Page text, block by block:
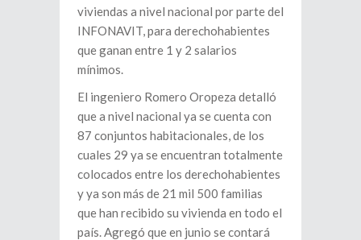
viviendas a nivel nacional por parte del
INFONAVIT, para derechohabientes
que ganan entre 1 y 2 salarios
mínimos.
El ingeniero Romero Oropeza detalló
que a nivel nacional ya se cuenta con
87 conjuntos habitacionales, de los
cuales 29 ya se encuentran totalmente
colocados entre los derechohabientes
y ya son más de 21 mil 500 familias
que han recibido su vivienda en todo el
país. Agregó que en junio se contará